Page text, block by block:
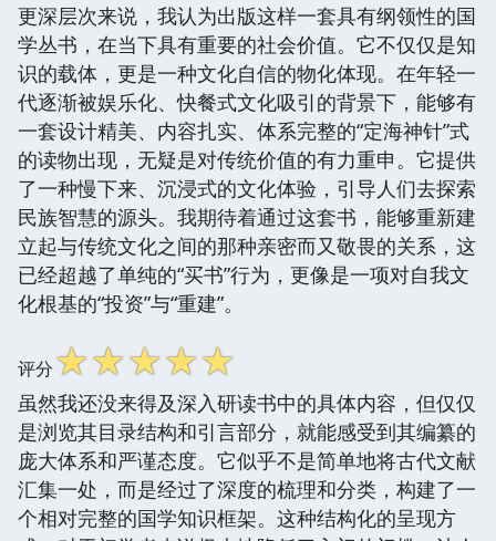
更深层次来说，我认为出版这样一套具有纲领性的国
学丛书，在当下具有重要的社会价值。它不仅仅是知
识的载体，更是一种文化自信的物化体现。在年轻一
代逐渐被娱乐化、快餐式文化吸引的背景下，能够有
一套设计精美、内容扎实、体系完整的“定海神针”式
的读物出现，无疑是对传统价值的有力重申。它提供
了一种慢下来、沉浸式的文化体验，引导人们去探索
民族智慧的源头。我期待着通过这套书，能够重新建
立起与传统文化之间的那种亲密而又敬畏的关系，这
已经超越了单纯的“买书”行为，更像是一项对自我文
化根基的“投资”与“重建”。
评分☆☆☆☆☆
虽然我还没来得及深入研读书中的具体内容，但仅仅
是浏览其目录结构和引言部分，就能感受到其编纂的
庞大体系和严谨态度。它似乎不是简单地将古代文献
汇集一处，而是经过了深度的梳理和分类，构建了一
个相对完整的国学知识框架。这种结构化的呈现方